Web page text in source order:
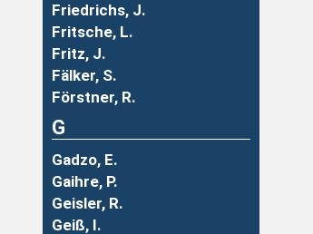
Friedrichs, J.
Fritsche, L.
Fritz, J.
Fälker, S.
Förstner, R.
G
Gadzo, E.
Gaihre, P.
Geisler, R.
Geiß, I.